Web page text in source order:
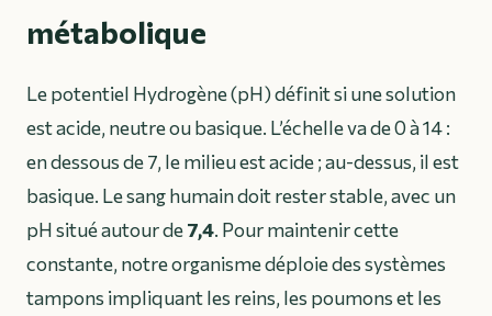
métabolique
Le potentiel Hydrogène (pH) définit si une solution
est acide, neutre ou basique. L’échelle va de 0 à 14 :
en dessous de 7, le milieu est acide ; au-dessus, il est
basique. Le sang humain doit rester stable, avec un
pH situé autour de7,4. Pour maintenir cette
constante, notre organisme déploie des systèmes
tampons impliquant les reins, les poumons et les